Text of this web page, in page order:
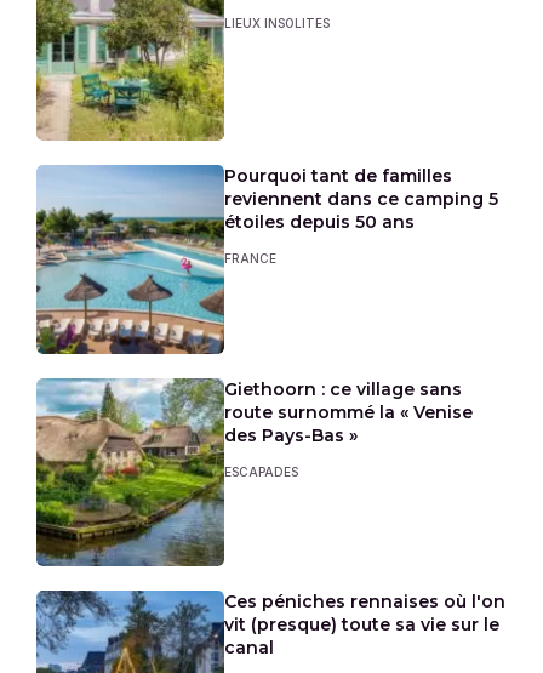
LIEUX INSOLITES
Pourquoi tant de familles
reviennent dans ce camping 5
étoiles depuis 50 ans
FRANCE
Giethoorn : ce village sans
route surnommé la « Venise
des Pays-Bas »
ESCAPADES
Ces péniches rennaises où l'on
vit (presque) toute sa vie sur le
canal